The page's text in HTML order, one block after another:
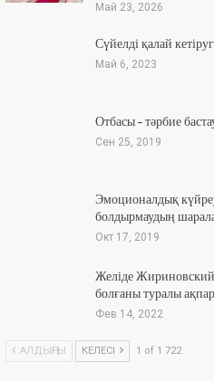
Май 23, 2026
Сүйелді қалай
Май 6, 2023
Отбасы – тәрбие
Сен 25, 2019
Эмоционалдық
болдырмаудың
Окт 17, 2019
Желіде
болғаны туралы
Фев 14, 2022
АЛДЫҢҒЫ КЕЛЕСІ 1 of 1 722